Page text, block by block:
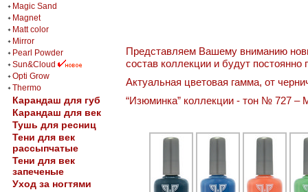
Magic Sand
Magnet
Matt color
Mirror
Pearl Powder
Sun&Cloud
Opti Grow
Thermo
Карандаш для губ
Карандаш для век
Тушь для ресниц
Тени для век
рассыпчатые
Тени для век
запеченые
Уход за ногтями
Представляем Вашему вниманию
состав коллекции и будут
Актуальная цветовая гамма, от
“Изюминка” коллекции - тон № 727 –